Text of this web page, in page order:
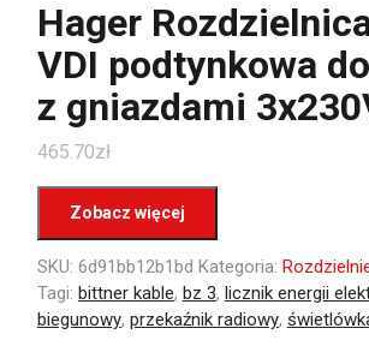
Hager
VDI podtynkowa
z gniazdami
465.70zł
Zobacz więcej
SKU: 6d91bb12b1bd Kategoria:
Tagi: bittner kable, bz 3, licznik energii
biegunowy, przekaźnik radiowy,